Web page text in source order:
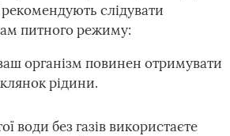
слідувати
питного режиму:
організм повинен отримувати
рідини.
води без газів використаєте